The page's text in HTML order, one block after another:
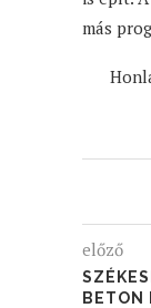
más
előző
BETON